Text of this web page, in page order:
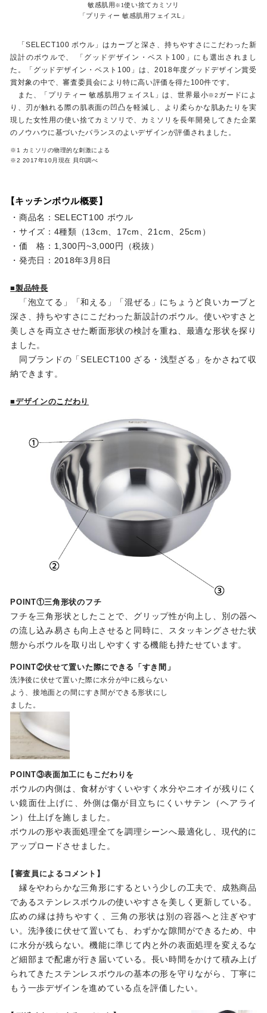
敏感肌用 ※1使い捨てカミソリ
「プリティー 敏感肌用フェイスL」
「SELECT100 ボウル」はカーブと深さ、持ちやすさにこだわった新
設計のボウルで、 「グッドデザイン・ベスト100」にも選出されまし
た。「グッドデザイン・ベスト100」は、2018年度グッドデザイン賞受
賞対象の中で、審査委員会により特に高い評価を得た100件です。
また、「プリティー 敏感肌用フェイスL」は、世界最小※2 ガードによ
り、刃が触れる際の肌表面の凹凸を軽減し、より柔らかな肌あたりを実
現した女性用の使い捨てカミソリで、カミソリを長年開発してきた企業
のノウハウに基づいたバランスのよいデザインが評価されました。
※1 カミソリの物理的な刺激による
※2 2017年10月現在 貝印調べ
【キッチンボウル概要】
・商品名：SELECT100 ボウル
・サイズ：4種類（13cm、17cm、21cm、25cm）
・価 格：1,300円~3,000円（税抜）
・発売日：2018年3月8日
■製品特長
「泡立てる」「和える」「混ぜる」にちょうど良いカーブと
深さ、持ちやすさにこだわった新設計のボウル。使いやすさと
美しさを両立させた断面形状の検討を重ね、最適な形状を探り
ました。
同ブランドの「SELECT100 ざる・浅型ざる」をかさねて収
納できます。
■デザインのこだわり
POINT①三角形状のフチ
フチを三角形状としたことで、グリップ性が向上し、別の器へ
の流し込み易さも向上させると同時に、スタッキングさせた状
態からボウルを取り出しやすくする機能も持たせています。
POINT②伏せて置いた際にできる「すき間」
洗浄後に伏せて置いた際に水分が中に残らない
よう、接地面との間にすき間ができる形状にし
ました。
POINT③表面加工にもこだわりを
ボウルの内側は、食材がすくいやすく水分やニオイが残りにく
い鏡面仕上げに、外側は傷が目立ちにくいサテン（ヘアライ
ン）仕上げを施しました。
ボウルの形や表面処理全てを調理シーンへ最適化し、現代的に
アップロードさせました。
【審査員によるコメント】
縁をやわらかな三角形にするという少しの工夫で、成熟商品
であるステンレスボウルの使いやすさを美しく更新している。
広めの縁は持ちやすく、三角の形状は別の容器へと注ぎやす
い。洗浄後に伏せて置いても、わずかな隙間ができるため、中
に水分が残らない。機能に準じて内と外の表面処理を変えるな
ど細部まで配慮が行き届いている。長い時間をかけて積み上げ
られてきたステンレスボウルの基本の形を守りながら、丁寧に
もう一歩デザインを進めている点を評価したい。